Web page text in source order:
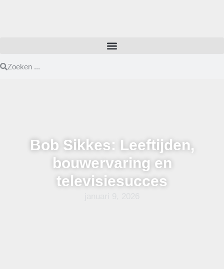
Bob Sikkes: Leeftijden,
bouwervaring en
televisiesucces